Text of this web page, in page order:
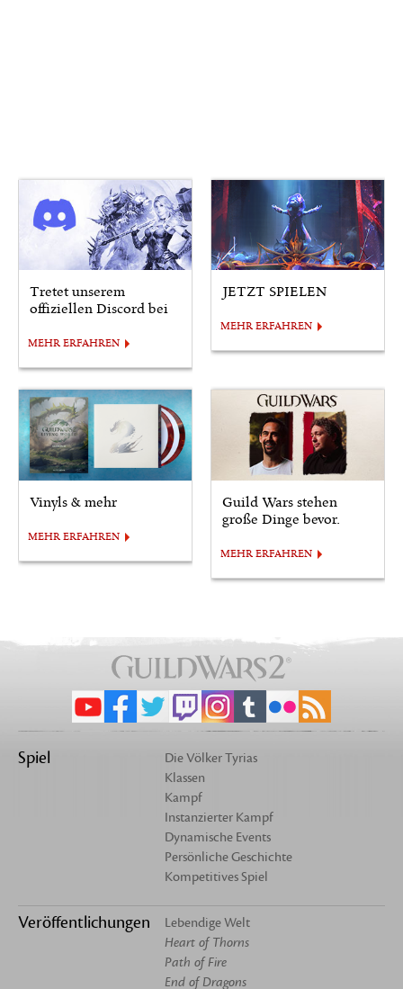
Tretet unserem
offiziellen Discord bei
MEHR ERFAHREN
JETZT SPIELEN
MEHR ERFAHREN
Vinyls & mehr
MEHR ERFAHREN
Guild Wars stehen
große Dinge bevor.
MEHR ERFAHREN
Spiel
Die Völker Tyrias
Klassen
Kampf
Instanzierter Kampf
Dynamische Events
Persönliche Geschichte
Kompetitives Spiel
Veröffentlichungen
Lebendige Welt
Heart of Thorns
Path of Fire
End of Dragons